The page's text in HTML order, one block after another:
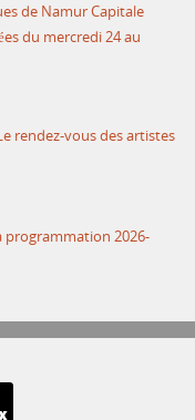
de Namur Capitale
du mercredi 24 au
rendez-vous des artistes
programmation 2026-